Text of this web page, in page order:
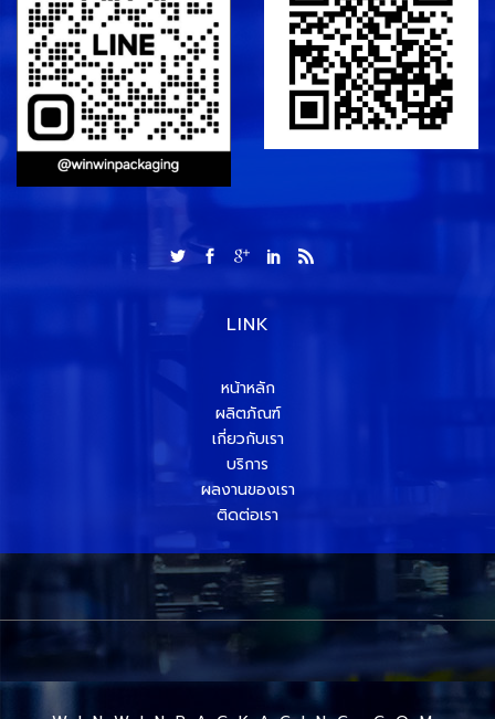
LINK
หน้าหลัก
ผลิตภัณฑ์
เกี่ยวกับเรา
บริการ
ผลงานของเรา
ติดต่อเรา